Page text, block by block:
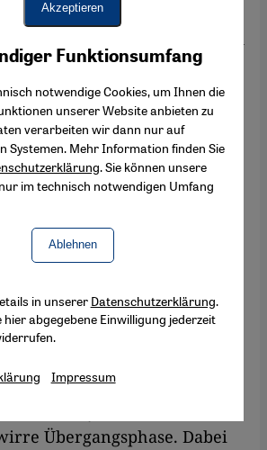
und
darstellt, auf dessen
säkulare Demokratie
kann.
Kersten Knipp
Drucken
derzeit sehr unruhige
als würden die Weichen für
Wie sehen Sie diese
Übergangsphase. Dabei
Funktionsumfang
notwendige Cookies, um Ihnen die
unserer Website anbieten zu
verarbeiten wir dann nur auf
Systemen. Mehr Information finden Sie
. Sie können unsere
im technisch notwendigen Umfang
Ablehnen
Embed
Akzeptieren
in unserer Datenschutzerklärung.
hier abgegebene Einwilligung jederzeit
Impressum